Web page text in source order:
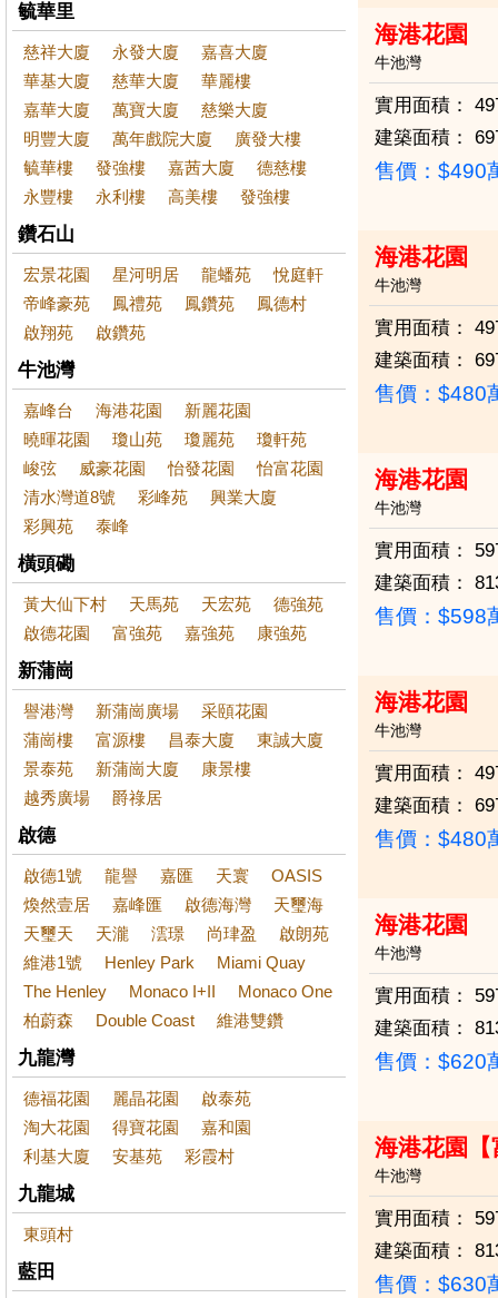
毓華里
慈祥大廈 永發大廈
嘉喜大廈
華基大廈
慈華大廈
華麗樓
嘉華大廈
萬寶大廈
慈樂大廈
明豐大廈
萬年戲院大廈
廣發大樓
毓華樓
發強樓 嘉茜大廈
德慈樓
永豐樓
永利樓 高美樓 發強樓
鑽石山
宏景花園 星河明居 龍蟠苑
悅庭軒
帝峰豪苑
鳳禮苑 鳳鑽苑
鳳德村
啟翔苑
啟鑽苑
牛池灣
嘉峰台 海港花園
新麗花園
曉暉花園
瓊山苑 瓊麗苑
瓊軒苑
峻弦
威豪花園 怡發花園
怡富花園
清水灣道8號
彩峰苑
興業大廈
彩興苑
泰峰
橫頭磡
黃大仙下村 天馬苑 天宏苑
德強苑
啟德花園
富強苑 嘉強苑 康強苑
新蒲崗
譽港灣 新蒲崗廣場
采頤花園
蒲崗樓
富源樓 昌泰大廈
東誠大廈
景泰苑
新蒲崗大廈
康景樓
越秀廣場
爵祿居
啟德
啟德1號 龍譽 嘉匯 天寰
OASIS
煥然壹居
嘉峰匯 啟德海灣
天璽海
天璽天
天瀧 澐璟 尚珒盈
啟朗苑
維港1號
Henley Park
Miami Quay
The Henley
Monaco I+II
Monaco One
柏蔚森
Double Coast 維港雙鑽
九龍灣
德福花園 麗晶花園
啟泰苑
淘大花園
得寶花園
嘉和園
利基大廈
安基苑 彩霞村
九龍城
東頭村
藍田
海港花園
牛池灣
實用面積：
建築面積：
售價： $490
海港花園
牛池灣
實用面積：
建築面積：
售價： $480
海港花園
牛池灣
實用面積：
建築面積：
售價： $598
海港花園
牛池灣
實用面積：
建築面積：
售價： $480
海港花園
牛池灣
實用面積：
建築面積：
售價： $620
海港花園
牛池灣
實用面積：
建築面積：
售價： $630